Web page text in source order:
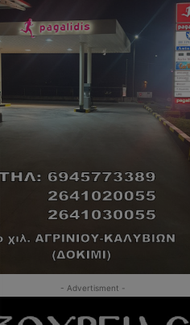
- Advertisment -